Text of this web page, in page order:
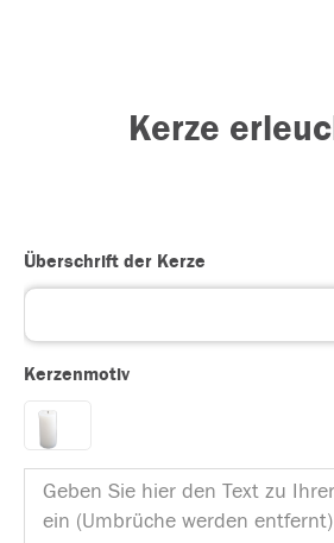
Kerze
Überschrift der Kerze
Kerzenmotiv